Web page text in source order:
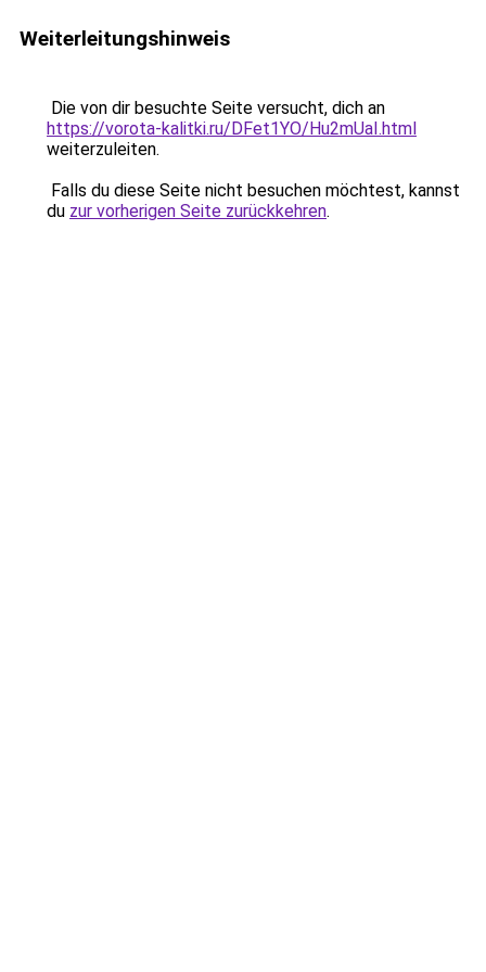
Weiterleitungshinweis
Die von dir besuchte Seite versucht, dich an
https://vorota-kalitki.ru/DFet1YO/Hu2mUaI.html
weiterzuleiten.
Falls du diese Seite nicht besuchen möchtest, kannst
du zur vorherigen Seite zurückkehren.